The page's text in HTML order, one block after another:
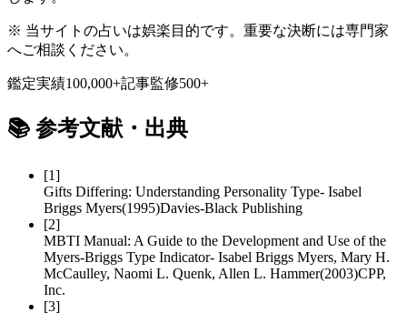
※ 当サイトの占いは娯楽目的です。重要な決断には専門家
へご相談ください。
鑑定実績100,000+記事監修500+
📚 参考文献・出典
[1]
Gifts Differing: Understanding Personality Type- Isabel
Briggs Myers(1995)Davies-Black Publishing
[2]
MBTI Manual: A Guide to the Development and Use of the
Myers-Briggs Type Indicator- Isabel Briggs Myers, Mary H.
McCaulley, Naomi L. Quenk, Allen L. Hammer(2003)CPP,
Inc.
[3]